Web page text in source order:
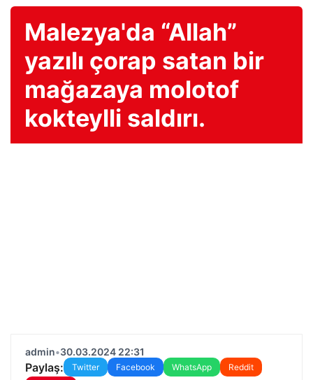
Malezya'da “Allah”
yazılı çorap satan bir
mağazaya molotof
kokteylli saldırı.
admin•30.03.2024 22:31
Paylaş: Twitter Facebook WhatsApp
Reddit